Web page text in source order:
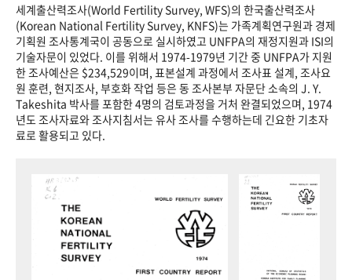
세계출산력조사(World Fertility Survey, WFS)의 한국출산력조사
(Korean National Fertility Survey, KNFS)는 가족계획연구원과 경제
기획원 조사통계국이 공동으로 실시하였고 UNFPA의 재정지원과 ISI의
기술자문이 있었다. 이를 위해서 1974-1979년 기간 중 UNFPA가 지원
한 조사예산은 $234,529이며, 표본설계 과정에서 조사표 설계, 조사요
원 훈련, 현지조사, 부호화 작업 등은 동 조사본부 자문단 소속의 J. Y.
Takeshita 박사를 포함한 4명의 검토과정을 거처 완결되었으며, 1974
년도 조사자료와 조사지침서는 유사 조사를 수행하는데 긴요한 기초자
료로 활용되고 있다.